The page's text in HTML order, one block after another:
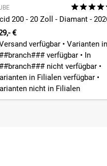
200 - 20 Zoll - Diamant -
€
verfügbar • Varianten in
verfügbar • In
nicht verfügbar •
in Filialen verfügbar •
nicht in Filialen